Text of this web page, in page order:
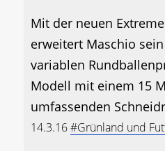
Mit der neuen Extreme
erweitert Maschio
variablen
Modell mit einem 15
umfassenden
14.3.16#Grünland und